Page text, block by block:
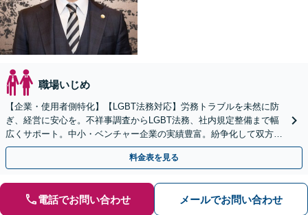
職場いじめ
【企業・使用者側特化】【LGBT法務対応】労務トラブルを未然に防
ぎ、経営に安心を。不祥事調査からLGBT法務、社内規定整備まで幅
広くサポート。中小・ベンチャー企業の実績豊富。紛争化して双方が
疲弊する前に、戦略的法務で企業を守ります
料金表を見る
電話でお問い合わせ メールでお問い合わせ